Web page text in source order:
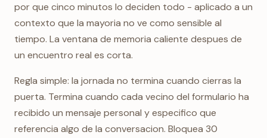
por que cinco minutos lo deciden todo - aplicado a un
contexto que la mayoria no ve como sensible al
tiempo. La ventana de memoria caliente despues de
un encuentro real es corta.
Regla simple: la jornada no termina cuando cierras la
puerta. Termina cuando cada vecino del formulario ha
recibido un mensaje personal y especifico que
referencia algo de la conversacion. Bloquea 30